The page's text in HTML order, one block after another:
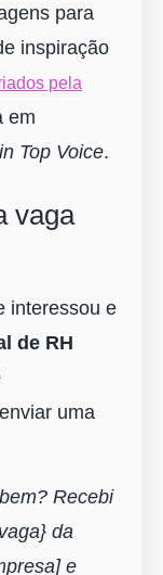
para
inspiração
pela
em
Top Voice.
vaga
interessou e
de RH
uma
Recebi
da
e